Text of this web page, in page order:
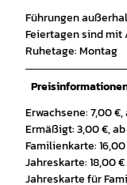
Führungen
Feiertagen sind
Ruhetage: Montag
Erwachsene: 7,00 €,
Ermäßigt: 3,00 €, ab
Familienkarte:
Jahreskarte: 18,00 €
Jahreskarte für